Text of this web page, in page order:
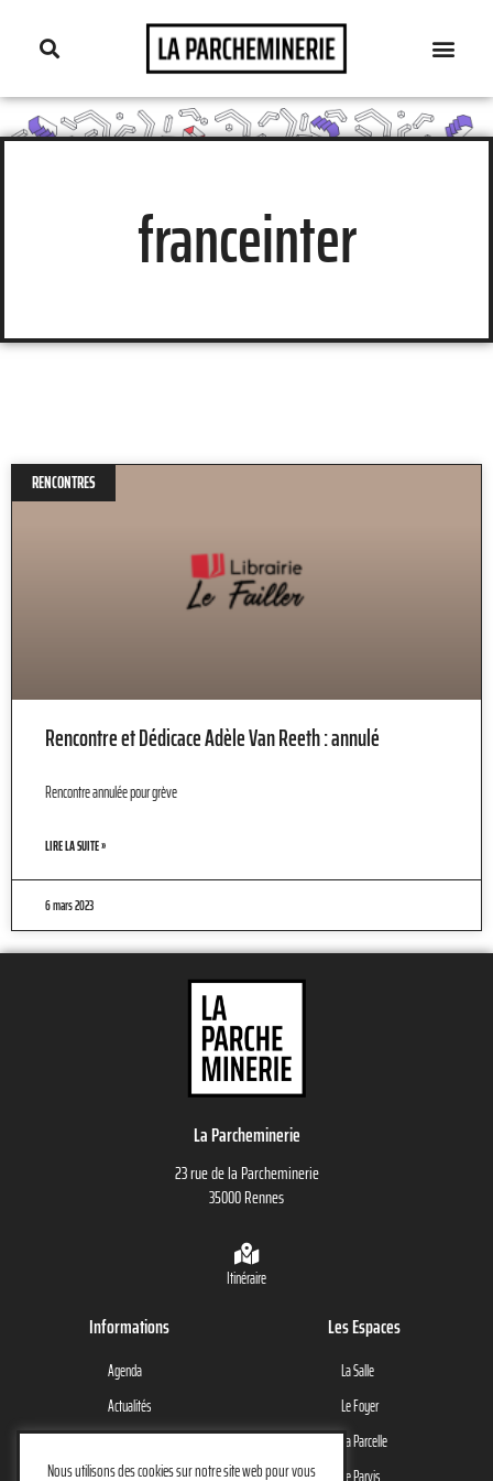
franceinter
RENCONTRES
Rencontre et Dédicace Adèle Van Reeth : annulé
Rencontre annulée pour grève
LIRE LA SUITE »
6 mars 2023
La Parcheminerie
23 rue de la Parcheminerie
35000 Rennes
Itinéraire
Informations
Agenda
Actualités
Le Lieu
Les Espaces
La Salle
Le Foyer
La Parcelle
Nous utilisons des cookies sur notre site web pour vous